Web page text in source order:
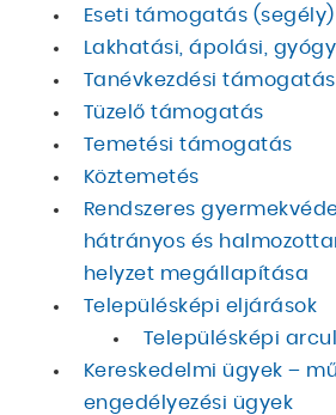
Eseti támogatás (segély)
Lakhatási, ápolási,
Tanévkezdési támogatás
Tüzelő támogatás
Temetési támogatás
Köztemetés
Rendszeres
hátrányos és
helyzet megállapítása
Településképi eljárások
Településképi
Kereskedelmi ügyek –
engedélyezési ügyek